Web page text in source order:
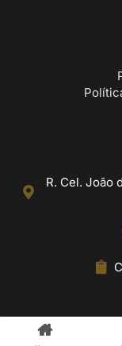
R. Cel. João